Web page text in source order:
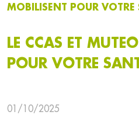
MOBILISENT POUR VOTRE
LE CCAS ET
POUR VOTRE
01/10/2025